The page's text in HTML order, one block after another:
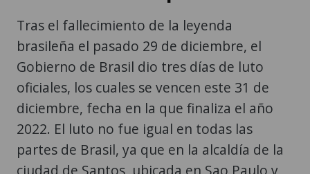
Tras el fallecimiento de la leyenda
brasileña el pasado 29 de diciembre, el
Gobierno de Brasil dio tres días de luto
oficiales, los cuales se vencen este 31 de
diciembre, fecha en la que finaliza el año
2022. El luto no fue igual en todas las
partes de Brasil, ya que en la alcaldía de la
ciudad de Santos, ubicada en Sao Paulo y